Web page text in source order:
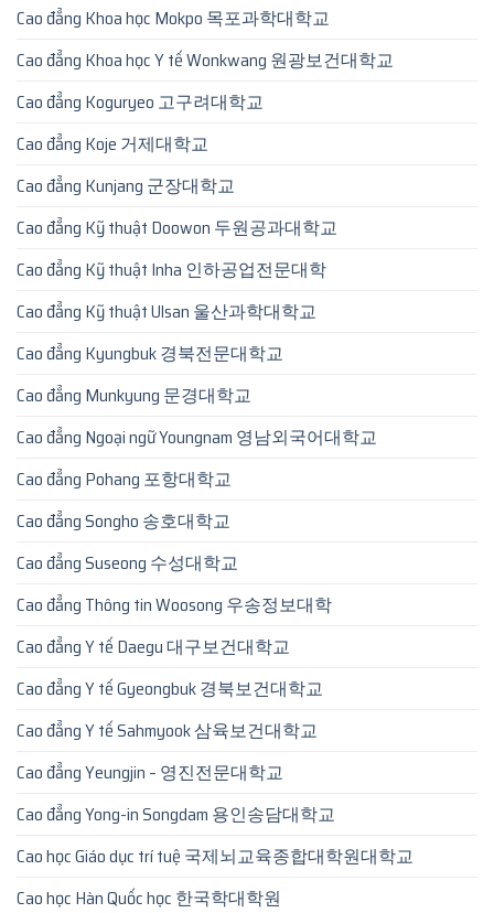
Cao đẳng Khoa học Mokpo 목포과학대학교
Cao đẳng Khoa học Y tế Wonkwang 원광보건대학교
Cao đẳng Koguryeo 고구려대학교
Cao đẳng Koje 거제대학교
Cao đẳng Kunjang 군장대학교
Cao đẳng Kỹ thuật Doowon 두원공과대학교
Cao đẳng Kỹ thuật Inha 인하공업전문대학
Cao đẳng Kỹ thuật Ulsan 울산과학대학교
Cao đẳng Kyungbuk 경북전문대학교
Cao đẳng Munkyung 문경대학교
Cao đẳng Ngoại ngữ Youngnam 영남외국어대학교
Cao đẳng Pohang 포항대학교
Cao đẳng Songho 송호대학교
Cao đẳng Suseong 수성대학교
Cao đẳng Thông tin Woosong 우송정보대학
Cao đẳng Y tế Daegu 대구보건대학교
Cao đẳng Y tế Gyeongbuk 경북보건대학교
Cao đẳng Y tế Sahmyook 삼육보건대학교
Cao đẳng Yeungjin – 영진전문대학교
Cao đẳng Yong-in Songdam 용인송담대학교
Cao học Giáo dục trí tuệ 국제뇌교육종합대학원대학교
Cao học Hàn Quốc học 한국학대학원